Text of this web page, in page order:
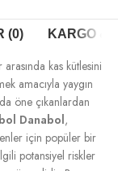
(0) KARGO &
kas kütlesini
amacıyla yaygın
öne çıkanlardan
Danabol,
için popüler bir
potansiyel riskler